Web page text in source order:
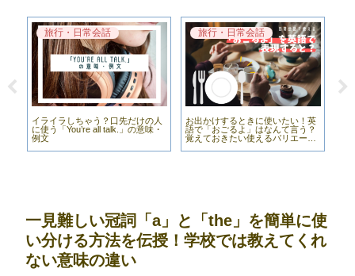
旅行・日常会話
イライラしちゃう？口先だけの人
に使う「You’re all talk.」の意味・
例文
旅行・日常会話
お出かけするときに使いたい！英
語で「おごるよ」はなんて言う？
覚えておきたい使えるバリエーシ
一見難しい冠詞「a」と「the」を簡単に使
い分ける方法を伝授！学校では教えてくれ
ない意味の違い